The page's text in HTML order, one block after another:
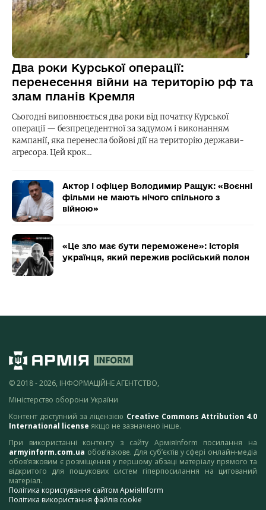
Два роки Курської операції:
перенесення війни на територію рф та
злам планів Кремля
Сьогодні виповнюється два роки від початку Курської
операції — безпрецедентної за задумом і виконанням
кампанії, яка перенесла бойові дії на територію держави-
агресора. Цей крок…
Актор і офіцер Володимир Ращук: «Воєнні
фільми не мають нічого спільного з
війною»
«Це зло має бути переможене»: історія
українця, який пережив російський полон
© 2018 - 2026, ІНФОРМАЦІЙНЕ АГЕНТСТВО,
Міністерство оборони України
Контент доступний за ліцензією Creative Commons Attribution 4.0
International license якщо не зазначено інше.
При використанні контенту з сайту АрміяInform посилання на
armyinform.com.ua обов’язкове. Для суб’єктів у сфері онлайн-медіа
обов’язковим є розміщення у першому абзаці матеріалу прямого та
відкритого для пошукових систем гіперпосилання на цитований
матеріал.
Політика користування сайтом АрміяInform
Політика використання файлів cookie